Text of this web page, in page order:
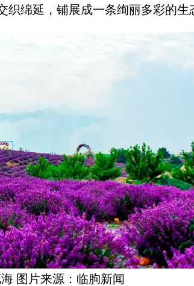
绵延，铺展成一条绚丽多彩的生
图片来源：临朐新闻